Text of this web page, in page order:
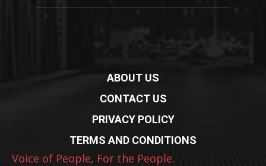
ABOUT US
CONTACT US
PRIVACY POLICY
TERMS AND CONDITIONS
Voice of People, For the People.